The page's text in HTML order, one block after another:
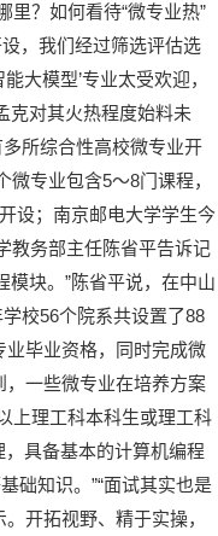
里？如何看待“微专业热”
，我们经过筛选评估选
大模型’专业太受欢迎，
克对其火热程度始料未
所综合性高校微专业开
专业包含5～8门课程，
设；南京邮电大学学生今
教务部主任陈省平告诉记
模块。”陈省平说，在中山
校56个院系共设置了88
业毕业资格，同时完成微
，一些微专业在培养方案
上理工科本科生或理工科
具备基本的计算机编程
础知识。”“面试其实也是
开拓视野、精于实操，